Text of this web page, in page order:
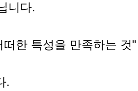
니다.
한 특성을 만족하는 것"
.